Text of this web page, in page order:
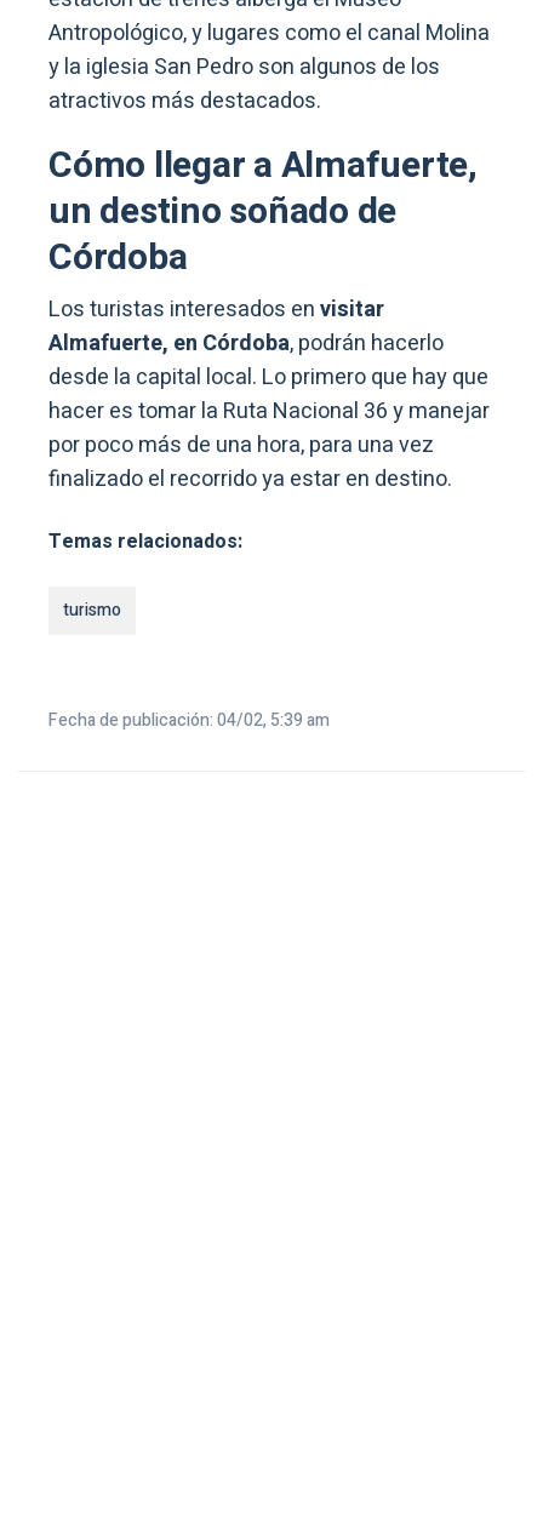
Antropológico, y lugares como el canal Molina
y la iglesia San Pedro son algunos de los
atractivos más destacados.
Cómo llegar a Almafuerte,
un destino soñado de
Córdoba
Los turistas interesados envisitar
Almafuerte, en Córdoba, podrán hacerlo
desde la capital local. Lo primero que hay que
hacer es tomar la Ruta Nacional 36 y manejar
por poco más de una hora, para una vez
finalizado el recorrido ya estar en destino.
Temas relacionados:
turismo
Fecha de publicación: 04/02, 5:39 am